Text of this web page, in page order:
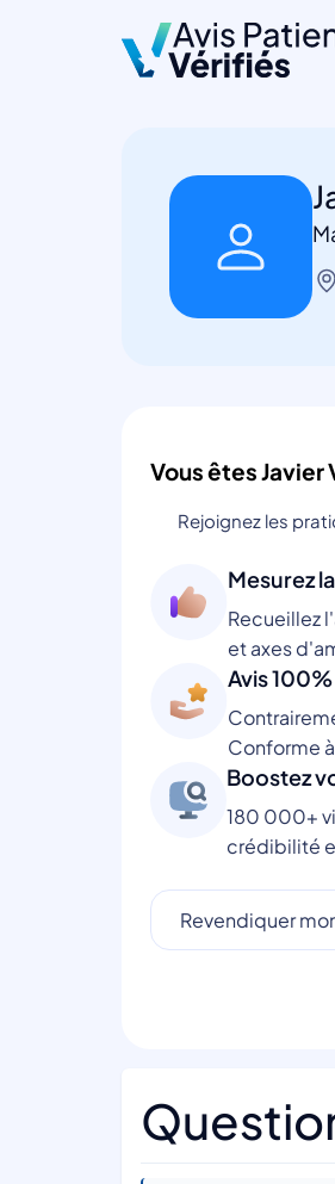
Vous êtes Javier
Rejoignez les
Mesurez
Recueillez
et axes
Avis
Conforme
Boostez
180 000+
crédibilité
Revendiquer